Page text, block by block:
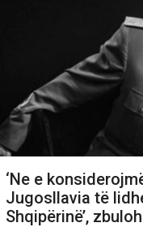
‘Ne e
Jugosllavia të
Shqipërinë’,